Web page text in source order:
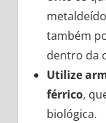
também
dentro da
Utilize
férrico,
biológica.